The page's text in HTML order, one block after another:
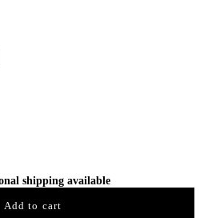
shipping available
Add to cart